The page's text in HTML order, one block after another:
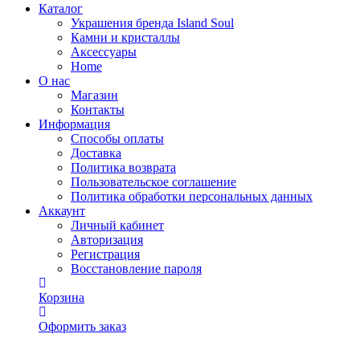
Каталог
Украшения бренда Island Soul
Камни и кристаллы
Аксессуары
Home
О нас
Магазин
Контакты
Информация
Способы оплаты
Доставка
Политика возврата
Пользовательское соглашение
Политика обработки персональных данных
Аккаунт
Личный кабинет
Авторизация
Регистрация
Восстановление пароля
Корзина
Оформить заказ